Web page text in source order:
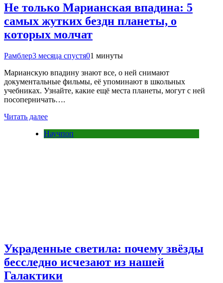
Не только Марианская впадина: 5
самых жутких бездн планеты, о
которых молчат
Рамблер3 месяца спустя01 минуты
Марианскую впадину знают все, о ней снимают
документальные фильмы, её упоминают в школьных
учебниках. Узнайте, какие ещё места планеты, могут с ней
посоперничать….
Читать далее
Научпоп
Украденные светила: почему звёзды
бесследно исчезают из нашей
Галактики